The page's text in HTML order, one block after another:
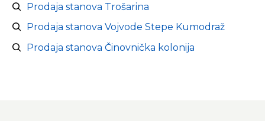
Prodaja stanova Trošarina
Prodaja stanova Vojvode Stepe Kumodraž
Prodaja stanova Činovnička kolonija